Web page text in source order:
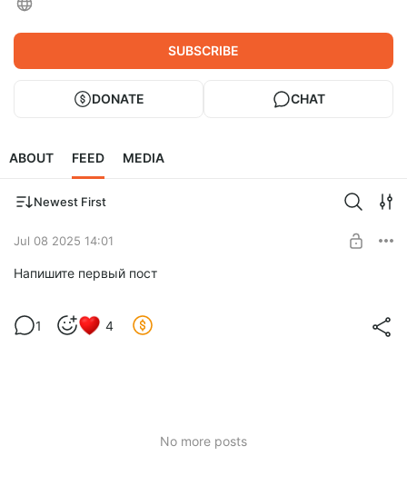
SUBSCRIBE
DONATE CHAT
ABOUT FEED MEDIA
Newest First
Jul 08 2025 14:01
Напишите первый пост
1 4
No more posts